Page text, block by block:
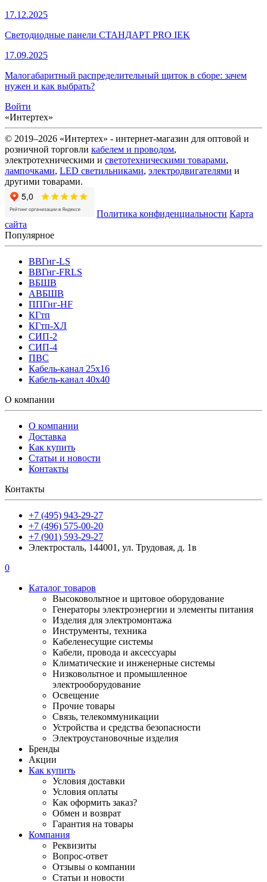
17.12.2025
Светодиодные панели СТАНДАРТ PRO IEK
17.09.2025
Малогабаритный распределительный щиток в сборе: зачем
нужен и как выбрать?
Войти
«Интертех»
© 2019–2026 «Интертех» - интернет-магазин для оптовой и
розничной торговли кабелем и проводом,
электротехническими и светотехническими товарами,
лампочками, LED светильниками, электродвигателями и
другими товарами.
Политика конфиденциальности Карта
сайта
Популярное
ВВГнг-LS
ВВГнг-FRLS
ВБШВ
АВБШВ
ППГнг-HF
КГтп
КГтп-ХЛ
СИП-2
СИП-4
ПВС
Кабель-канал 25х16
Кабель-канал 40х40
О компании
О компании
Доставка
Как купить
Статьи и новости
Контакты
Контакты
+7 (495) 943-29-27
+7 (496) 575-00-20
+7 (901) 593-29-27
Электросталь, 144001, ул. Трудовая, д. 1в
0
Каталог товаров
Высоковольтное и щитовое оборудование
Генераторы электроэнергии и элементы питания
Изделия для электромонтажа
Инструменты, техника
Кабеленесущие системы
Кабели, провода и аксессуары
Климатические и инженерные системы
Низковольтное и промышленное
электрооборудование
Освещение
Прочие товары
Связь, телекоммуникации
Устройства и средства безопасности
Электроустановочные изделия
Бренды
Акции
Как купить
Условия доставки
Условия оплаты
Как оформить заказ?
Обмен и возврат
Гарантия на товары
Компания
Реквизиты
Вопрос-ответ
Отзывы о компании
Статьи и новости